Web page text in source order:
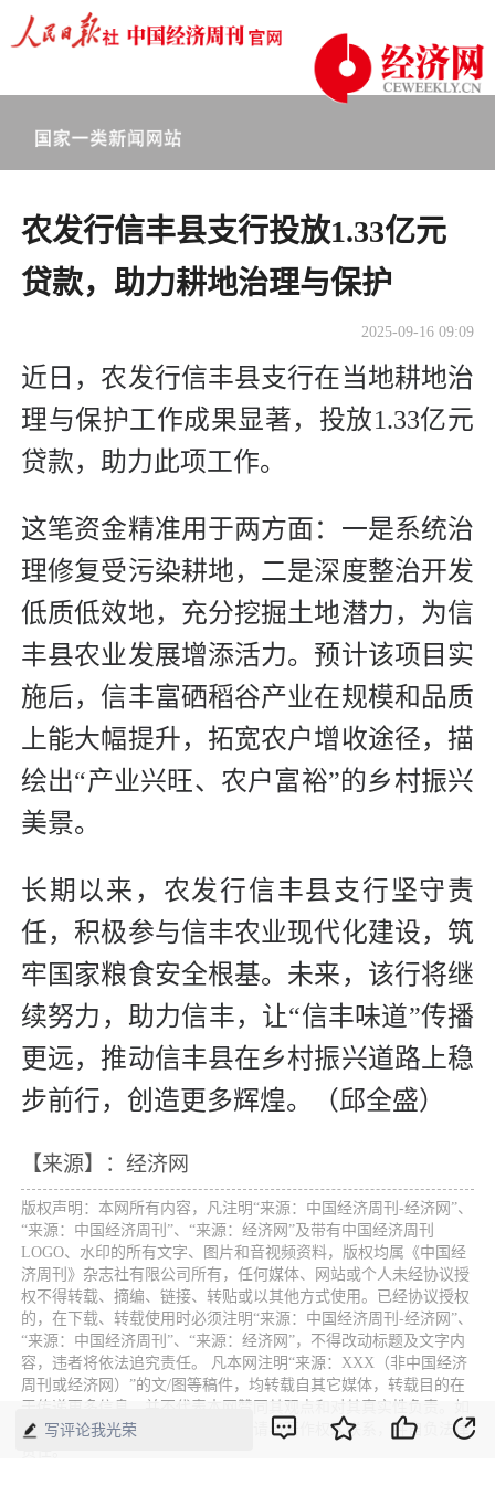
农发行信丰县支行投放1.33亿元
贷款，助力耕地治理与保护
2025-09-16 09:09
近日，农发行信丰县支行在当地耕地治
理与保护工作成果显著，投放1.33亿元
贷款，助力此项工作。
这笔资金精准用于两方面：一是系统治
理修复受污染耕地，二是深度整治开发
低质低效地，充分挖掘土地潜力，为信
丰县农业发展增添活力。预计该项目实
施后，信丰富硒稻谷产业在规模和品质
上能大幅提升，拓宽农户增收途径，描
绘出“产业兴旺、农户富裕”的乡村振兴
美景。
长期以来，农发行信丰县支行坚守责
任，积极参与信丰农业现代化建设，筑
牢国家粮食安全根基。未来，该行将继
续努力，助力信丰，让“信丰味道”传播
更远，推动信丰县在乡村振兴道路上稳
步前行，创造更多辉煌。（邱全盛）
【来源】：经济网
版权声明：本网所有内容，凡注明“来源：中国经济周刊-经济网”、
“来源：中国经济周刊”、“来源：经济网”及带有中国经济周刊
LOGO、水印的所有文字、图片和音视频资料，版权均属《中国经
济周刊》杂志社有限公司所有，任何媒体、网站或个人未经协议授
权不得转载、摘编、链接、转贴或以其他方式使用。已经协议授权
的，在下载、转载使用时必须注明“来源：中国经济周刊-经济网”、
“来源：中国经济周刊”、“来源：经济网”，不得改动标题及文字内
容，违者将依法追究责任。 凡本网注明“来源：XXX（非中国经济
周刊或经济网）”的文/图等稿件，均转载自其它媒体，转载目的在
其他媒体、网站或个人转载使用，请与著作权人联系，并自负法律
写评论我光荣